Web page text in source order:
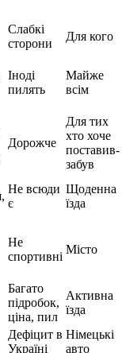
Слабкі
сторони
Для кого
Іноді
пилять
Майже
всім
Дорожче
Для тих
хто хоче
поставив-
забув
Не всюди
є
Щоденна
їзда
Не
спортивні
Місто
Багато
підробок,
ціна, пил
Активна
їзда
Дефіцит в
Україні
Німецькі
авто